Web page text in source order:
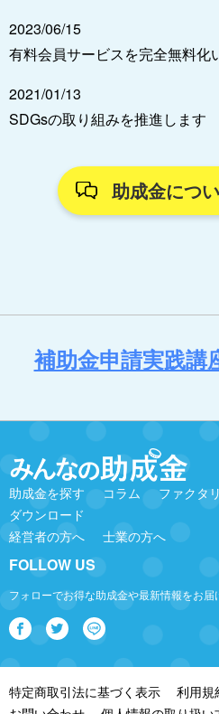
2023/06/15
有料会員サービスを完全無料化
2021/01/13
SDGsの取り組みを推進します
助成金につ
補助金申請実践講
助成金を探す コラム ファクタ
ダウンロード
経営者の方へ
士業の方へ
FOLLOW US
フォローでお得な助成金や最新情報をお届
特定商取引法に基づく表示
利用規